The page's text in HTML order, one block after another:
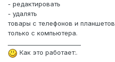
- редактировать
- удалять
товары с телефонов и
только с компьютера.
Как это работает:.